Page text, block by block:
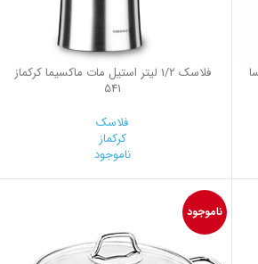
فلاسك 1/2 ليتر استيل مات ماكسيما کرکماز
541
فلاسک
کرکماز
ناموجود
ناموجود